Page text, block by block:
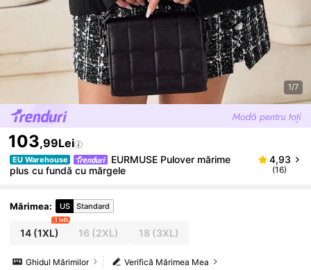
1/7
103,99Lei
EU Warehouse
EURMUSE Pulover mărime
plus cu fundă cu mărgele
4,93
(16)
Mărimea: US Standard
14(1XL)
3 left
16 (2XL) 18 (3XL)
Verifică Mărimea Mea
Ghidul Mărimilor